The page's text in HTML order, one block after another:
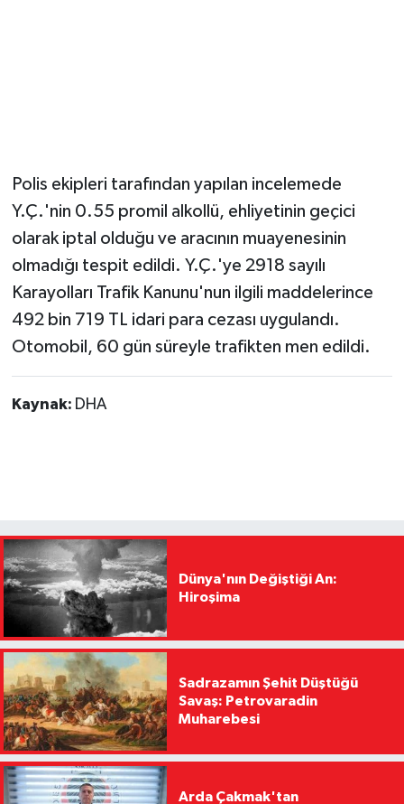
Polis ekipleri tarafından yapılan incelemede
Y.Ç.'nin 0.55 promil alkollü, ehliyetinin geçici
olarak iptal olduğu ve aracının muayenesinin
olmadığı tespit edildi. Y.Ç.'ye 2918 sayılı
Karayolları Trafik Kanunu'nun ilgili maddelerince
492 bin 719 TL idari para cezası uygulandı.
Otomobil, 60 gün süreyle trafikten men edildi.
Kaynak: DHA
Dünya'nın Değiştiği An:
Hiroşima
Sadrazamın Şehit Düştüğü
Savaş: Petrovaradin
Muharebesi
Arda Çakmak'tan